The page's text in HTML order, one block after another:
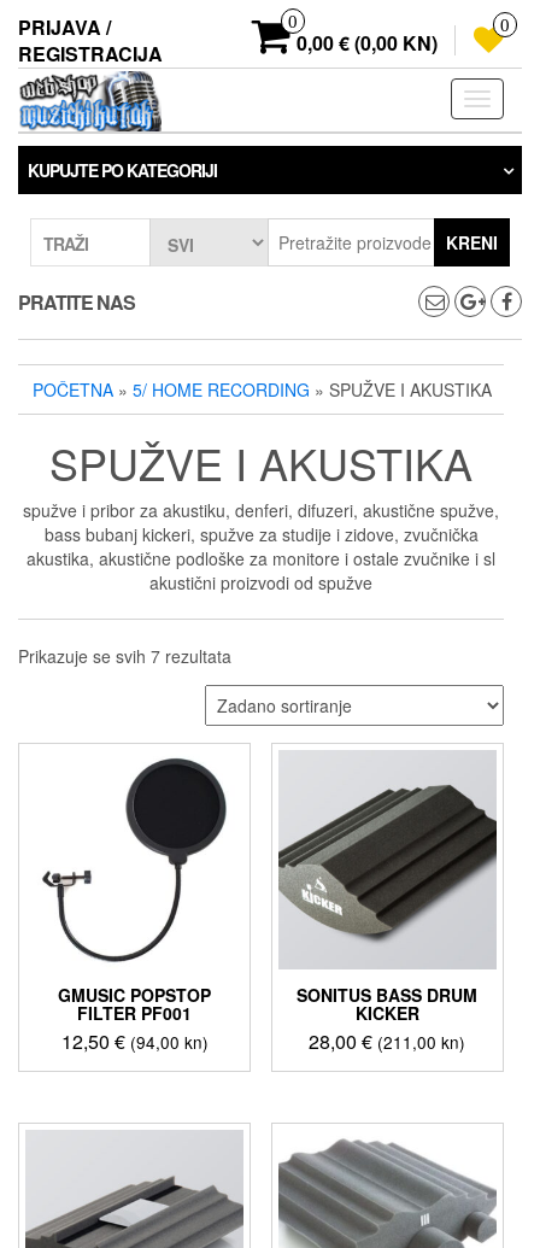
sadržaj
PRIJAVA /
REGISTRACIJA
0
0,00 € (0,00 KN)
0
KUPUJTE PO KATEGORIJI
TRAŽI KRENI
PRATITE NAS
POČETNA » 5/ HOME RECORDING » SPUŽVE I AKUSTIKA
SPUŽVE I AKUSTIKA
spužve i pribor za akustiku, denferi, difuzeri, akustične spužve,
bass bubanj kickeri, spužve za studije i zidove, zvučnička
akustika, akustične podloške za monitore i ostale zvučnike i sl
akustični proizvodi od spužve
Prikazuje se svih 7 rezultata
GMUSIC POPSTOP
FILTER PF001
12,50 € (94,00 kn)
SONITUS BASS DRUM
KICKER
28,00€ (211,00 kn)